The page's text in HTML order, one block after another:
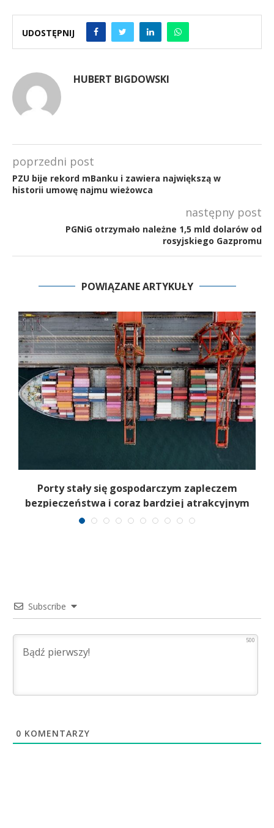
UDOSTĘPNIJ
HUBERT BIGDOWSKI
poprzedni post
PZU bije rekord mBanku i zawiera największą w
historii umowę najmu wieżowca
następny post
PGNiG otrzymało należne 1,5 mld dolarów od
rosyjskiego Gazpromu
POWIĄZANE ARTYKUŁY
Porty stały się gospodarczym zapleczem
bezpieczeństwa i coraz bardziej atrakcyjnym
celem
Subscribe
500
0 KOMENTARZY